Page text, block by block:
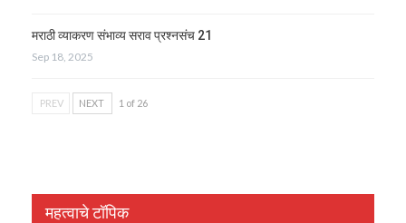
मराठी व्याकरण संभाव्य सराव प्रश्नसंच 21
Sep 18, 2025
PREV NEXT 1 of 26
महत्वाचे टॉपिक